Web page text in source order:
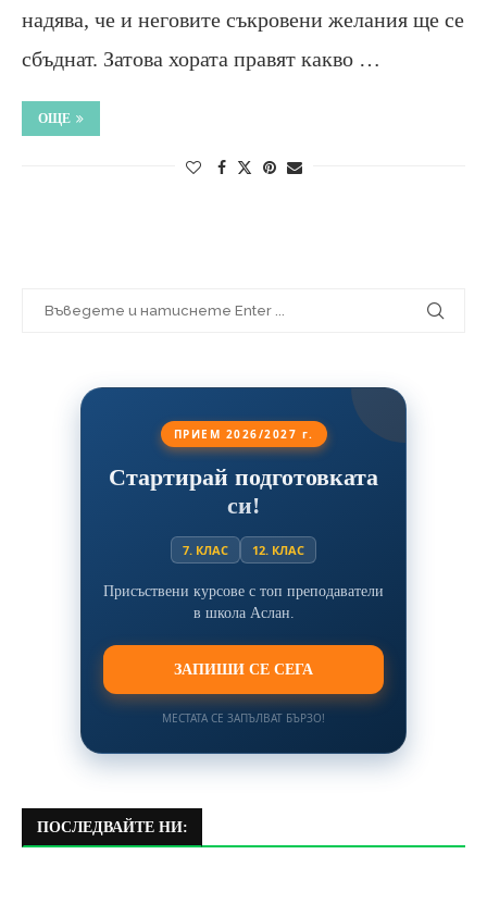
надява, че и неговите съкровени желания ще се
сбъднат. Затова хората правят какво …
ОЩЕ
ПРИЕМ 2026/2027 г.
Стартирай подготовката
си!
7. КЛАС 12. КЛАС
Присъствени курсове с топ преподаватели
в школа Аслан.
ЗАПИШИ СЕ СЕГА
МЕСТАТА СЕ ЗАПЪЛВАТ БЪРЗО!
ПОСЛЕДВАЙТЕ НИ: